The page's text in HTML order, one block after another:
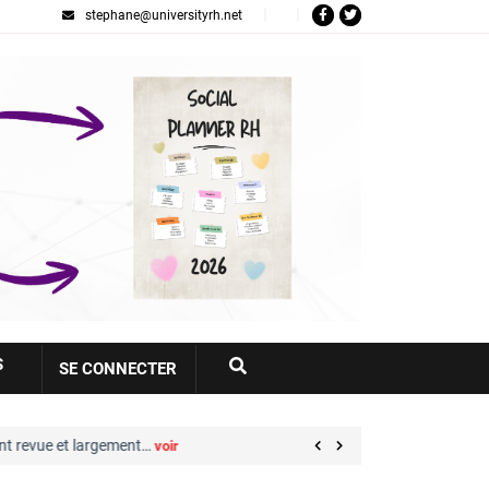
stephane@universityrh.net
Votre
compte
SE CONNECTER
et largement…voir Great Place to Work® :